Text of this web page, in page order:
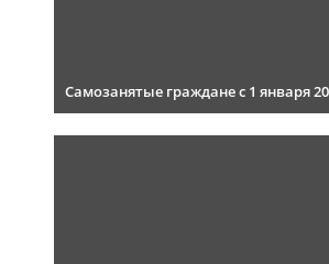
Самозанятые граждане с 1 января